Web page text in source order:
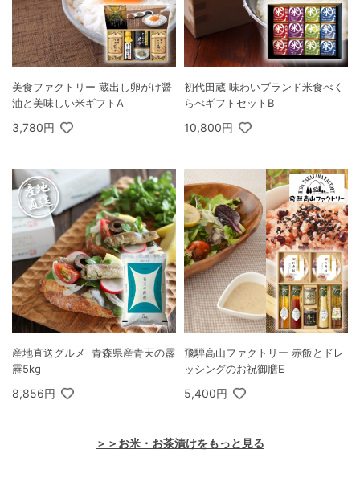
美食ファクトリー 蔵出し卵がけ醤
油と美味しい米ギフトA
3,780円
初代田蔵 味わいブランド米食べく
らべギフトセットB
10,800円
産地直送グルメ│青森県産青天の霹
靂5kg
8,856円
飛騨高山ファクトリー 赤飯とドレ
ッシングのお祝御膳E
5,400円
＞＞お米・お茶漬けをもっと見る